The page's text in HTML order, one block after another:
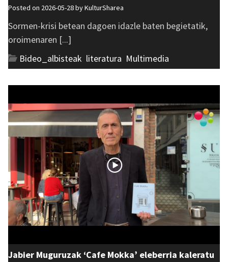
Posted on 2026-05-28 byKulturSharea
Sormen-krisi betean dagoen idazle baten begietatik,
oroimenaren [...]
Bideo_albisteak literatura Multimedia
Jabier Muguruzak ‘Cafe Mokka’ eleberria kaleratu